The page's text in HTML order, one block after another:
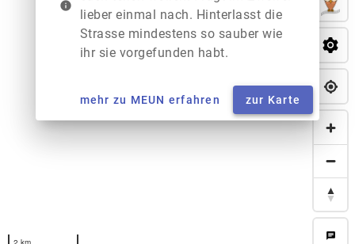
chat
info
lieber einmal nach. Hinterlasst die
Strasse mindestens so sauber wie
ihr sie vorgefunden habt.
mehr zu MEUN erfahren zur Karte